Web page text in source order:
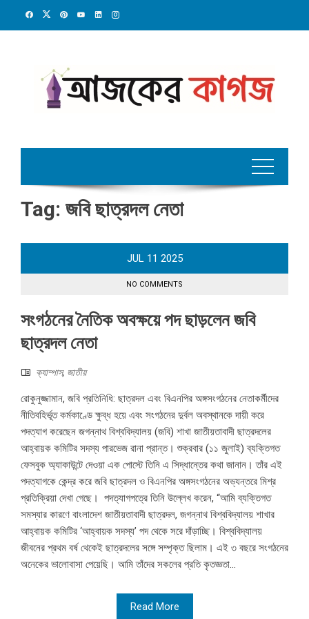
Tag: জবি ছাত্রদল নেতা
JUL 11 2025
NO COMMENTS
সংগঠনের নৈতিক অবক্ষয়ে পদ ছাড়লেন জবি
ছাত্রদল নেতা
ক্যাম্পাস, জাতীয়
রোকুনুজ্জামান, জবি প্রতিনিধি: ছাত্রদল এবং বিএনপির অঙ্গসংগঠনের নেতাকর্মীদের
নীতিবহির্ভূত কর্মকাণ্ডে ক্ষুব্ধ হয়ে এবং সংগঠনের দুর্বল অবস্থানকে দায়ী করে
পদত্যাগ করেছেন জগন্নাথ বিশ্ববিদ্যালয় (জবি) শাখা জাতীয়তাবাদী ছাত্রদলের
আহ্বায়ক কমিটির সদস্য পারভেজ রানা প্রান্ত। শুক্রবার (১১ জুলাই) ব্যক্তিগত
ফেসবুক অ্যাকাউন্টে দেওয়া এক পোস্টে তিনি এ সিদ্ধান্তের কথা জানান। তাঁর এই
পদত্যাগকে কেন্দ্র করে জবি ছাত্রদল ও বিএনপির অঙ্গসংগঠনের অভ্যন্তরে মিশ্র
প্রতিক্রিয়া দেখা গেছে। পদত্যাগপত্রে তিনি উল্লেখ করেন, “আমি ব্যক্তিগত
সমস্যার কারণে বাংলাদেশ জাতীয়তাবাদী ছাত্রদল, জগন্নাথ বিশ্ববিদ্যালয় শাখার
আহ্বায়ক কমিটির ‘আহ্বায়ক সদস্য’ পদ থেকে সরে দাঁড়াচ্ছি। বিশ্ববিদ্যালয়
জীবনের প্রথম বর্ষ থেকেই ছাত্রদলের সঙ্গে সম্পৃক্ত ছিলাম। এই ৩ বছরে সংগঠনের
অনেকের ভালোবাসা পেয়েছি। আমি তাঁদের সকলের প্রতি কৃতজ্ঞতা...
Read More